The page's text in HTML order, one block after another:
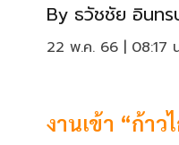
By ธวัชชัย อินทร
22 พ.ค. 66 | 08:17
งานเข้า “ก้า